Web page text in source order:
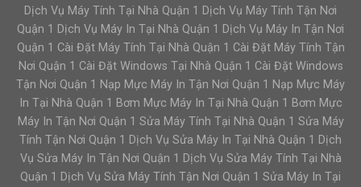
Dịch Vụ Máy Tính Tại Nhà Quận 1 Dịch Vụ Máy Tính Tận Nơi
Quận 1 Dịch Vụ Máy In Tại Nhà Quận 1 Dịch Vụ Máy In Tận Nơi
Quận 1 Cài Đặt Máy Tính Tại Nhà Quận 1 Cài Đặt Máy Tính Tận
Nơi Quận 1 Cài Đặt Windows Tại Nhà Quận 1 Cài Đặt Windows
Tận Nơi Quận 1 Nạp Mực Máy In Tận Nơi Quận 1 Nạp Mực Máy
In Tại Nhà Quận 1 Bơm Mực Máy In Tại Nhà Quận 1 Bơm Mực
Máy In Tận Nơi Quận 1 Sửa Máy Tính Tại Nhà Quận 1 Sửa Máy
Tính Tận Nơi Quận 1 Dịch Vụ Sửa Máy In Tại Nhà Quận 1 Dịch
Vụ Sửa Máy In Tận Nơi Quận 1 Dịch Vụ Sửa Máy Tính Tại Nhà
Quận 1 Dịch Vụ Sửa Máy Tính Tận Nơi Quận 1 Sửa Máy In Tại